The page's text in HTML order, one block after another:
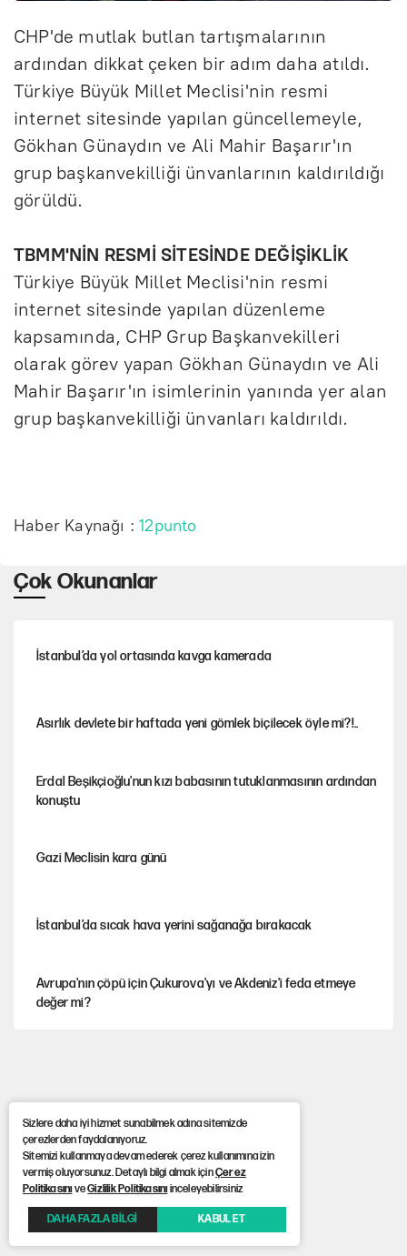
CHP'de mutlak butlan tartışmalarının
ardından dikkat çeken bir adım daha atıldı.
Türkiye Büyük Millet Meclisi'nin resmi
internet sitesinde yapılan güncellemeyle,
Gökhan Günaydın ve Ali Mahir Başarır'ın
grup başkanvekilliği ünvanlarının kaldırıldığı
görüldü.
TBMM'NİN RESMİ SİTESİNDE DEĞİŞİKLİK
Türkiye Büyük Millet Meclisi'nin resmi
internet sitesinde yapılan düzenleme
kapsamında, CHP Grup Başkanvekilleri
olarak görev yapan Gökhan Günaydın ve Ali
Mahir Başarır'ın isimlerinin yanında yer alan
grup başkanvekilliği ünvanları kaldırıldı.
Haber Kaynağı :12punto
Çok Okunanlar
İstanbul’da yol ortasında kavga kamerada
Asırlık devlete bir haftada yeni gömlek biçilecek öyle mi?!..
Erdal Beşikçioğlu'nun kızı babasının tutuklanmasının ardından
konuştu
Gazi Meclisin kara günü
İstanbul’da sıcak hava yerini sağanağa bırakacak
Avrupa'nın çöpü için Çukurova'yı ve Akdeniz'i feda etmeye
değer mi?
Mekke Anlaşması ile Türkiye savaşa çekiliyor
Karadeniz’de dron saldırısına uğrayan NADEZHDA gemisi
Türkiye'ye geldi
Sizlere daha iyi hizmet sunabilmek adına sitemizde
çerezlerden faydalanıyoruz.
Sitemizi kullanmaya devam ederek çerez kullanımına izin
vermiş oluyorsunuz. Detaylı bilgi almak içinÇerez
PolitikasınıveGizlilik Politikasınıinceleyebilirsiniz
DAHA FAZLA BİLGİ KABUL ET